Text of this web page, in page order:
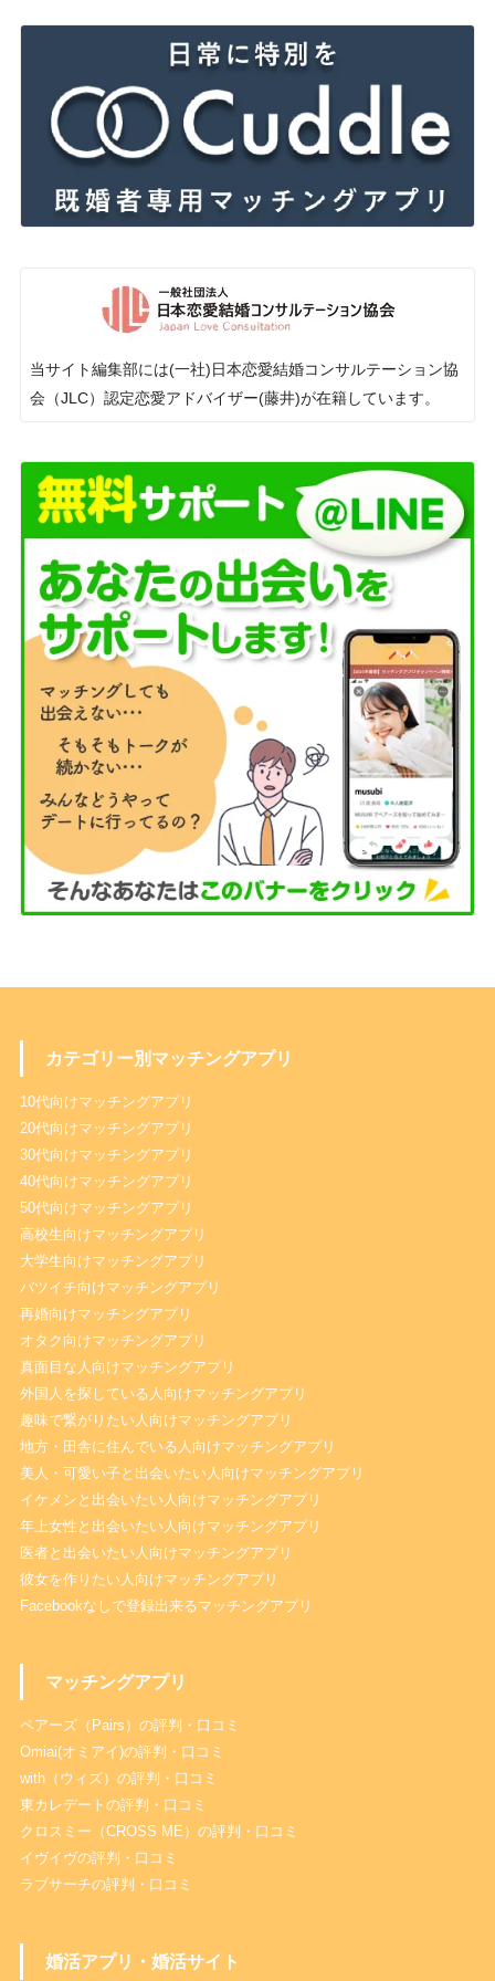
当サイト編集部には(一社)日本恋愛結婚コンサルテーション協
会（JLC）認定恋愛アドバイザー(藤井)が在籍しています。
カテゴリー別マッチングアプリ
10代向けマッチングアプリ
20代向けマッチングアプリ
30代向けマッチングアプリ
40代向けマッチングアプリ
50代向けマッチングアプリ
高校生向けマッチングアプリ
大学生向けマッチングアプリ
バツイチ向けマッチングアプリ
再婚向けマッチングアプリ
オタク向けマッチングアプリ
真面目な人向けマッチングアプリ
外国人を探している人向けマッチングアプリ
趣味で繋がりたい人向けマッチングアプリ
地方・田舎に住んでいる人向けマッチングアプリ
美人・可愛い子と出会いたい人向けマッチングアプリ
イケメンと出会いたい人向けマッチングアプリ
年上女性と出会いたい人向けマッチングアプリ
医者と出会いたい人向けマッチングアプリ
彼女を作りたい人向けマッチングアプリ
Facebookなしで登録出来るマッチングアプリ
マッチングアプリ
ペアーズ（Pairs）の評判・口コミ
Omiai(オミアイ)の評判・口コミ
with（ウィズ）の評判・口コミ
東カレデートの評判・口コミ
クロスミー（CROSS ME）の評判・口コミ
イヴイヴの評判・口コミ
ラブサーチの評判・口コミ
婚活アプリ・婚活サイト